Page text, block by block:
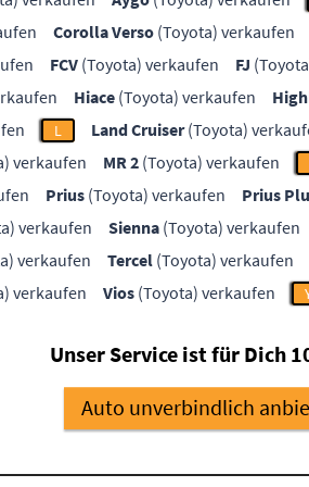
Corolla Verso (Toyota) verkaufen
FCV (Toyota) verkaufen FJ
Hiace (Toyota) verkaufen
L Land Cruiser(Toyota)
verkaufen
MR 2 (Toyota) verkaufen
Prius (Toyota) verkaufen Prius
verkaufen Sienna (Toyota) verkaufen
verkaufen
Tercel (Toyota) verkaufen
verkaufen
Vios (Toyota) verkaufen
Unser Service ist für Dich
Auto unverbindlich